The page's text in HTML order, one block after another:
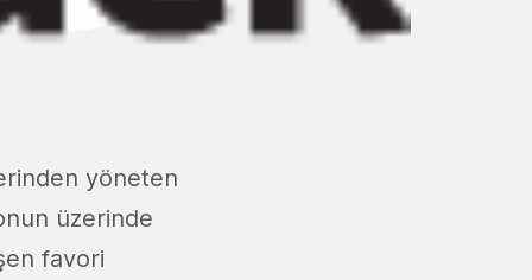
yöneten
üzerinde
favori